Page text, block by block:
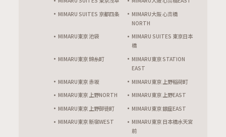
MIMARU SUITES 京都四条
MIMARU大阪 心斎橋
NORTH
MIMARU東京 池袋
MIMARU SUITES 東京日本
橋
MIMARU東京 錦糸町
MIMARU東京 STATION
EAST
MIMARU東京 赤坂
MIMARU東京 上野稲荷町
MIMARU東京 上野NORTH
MIMARU東京 上野EAST
MIMARU東京 上野御徒町
MIMARU東京 銀座EAST
MIMARU東京 新宿WEST
MIMARU東京 日本橋水天宮
前